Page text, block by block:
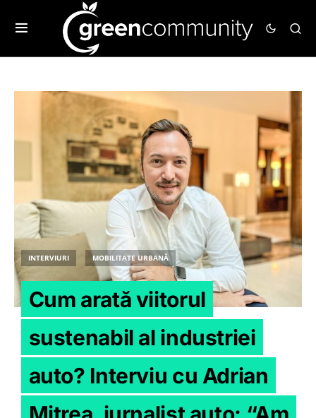
INTERVIURI MOBILITATE URBANĂ
Cum arată viitorul
sustenabil al industriei
auto? Interviu cu Adrian